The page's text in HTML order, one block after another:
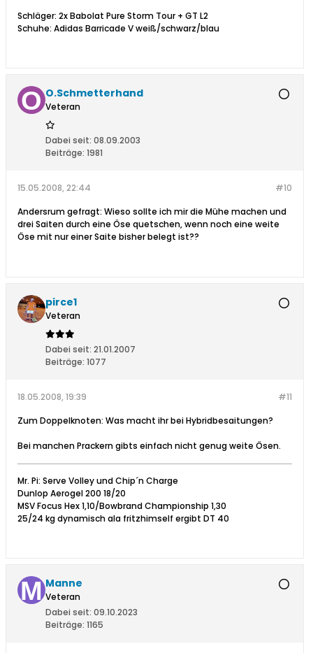
Schläger: 2x Babolat Pure Storm Tour + GT L2
Schuhe: Adidas Barricade V weiß/schwarz/blau
O.Schmetterhand
Veteran
Dabei seit: 08.09.2003
Beiträge: 1981
#10
15.05.2008, 22:44
Andersrum gefragt: Wieso sollte ich mir die Mühe machen und
drei Saiten durch eine Öse quetschen, wenn noch eine weite
Öse mit nur einer Saite bisher belegt ist??
pirce1
Veteran
Dabei seit: 21.01.2007
Beiträge: 1077
#11
18.05.2008, 19:39
Zum Doppelknoten: Was macht ihr bei Hybridbesaitungen?
Bei manchen Prackern gibts einfach nicht genug weite Ösen.
Mr. Pi: Serve Volley und Chip´n Charge
Dunlop Aerogel 200 18/20
MSV Focus Hex 1,10/Bowbrand Championship 1,30
25/24 kg dynamisch ala fritzhimself ergibt DT 40
Manne
Veteran
Dabei seit: 09.10.2023
Beiträge: 1165